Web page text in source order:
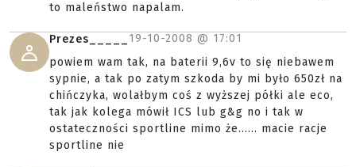
to maleństwo napalam.
Prezes_____ 19-10-2008 @ 17:01
powiem wam tak, na baterii 9,6v to się niebawem
sypnie, a tak po zatym szkoda by mi było 650zł na
chińczyka, wolałbym coś z wyższej półki ale eco,
tak jak kolega mówił ICS lub g&g no i tak w
ostateczności sportline mimo że...... macie racje
sportline nie